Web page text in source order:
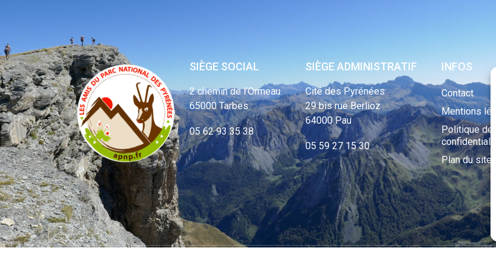
SIÈGE SOCIAL
2 chemin de l’Ormeau
65000 Tarbes
05 62 93 35 38
SIÈGE ADMINISTRATIF
Cité des Pyrénées
29 bis rue Berlioz
64000 Pau
05 59 27 15 30
INFOS
Contact
Mentions
Politique de
confidentialité
Plan du site